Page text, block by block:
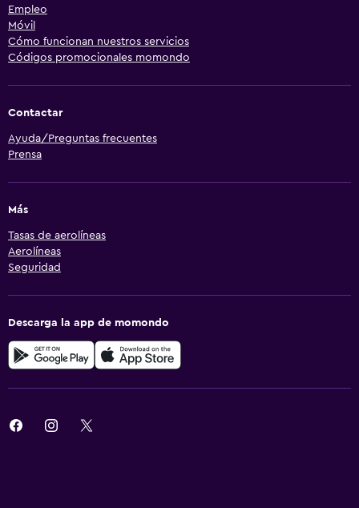
Empleo
Móvil
Cómo funcionan nuestros servicios
Códigos promocionales momondo
Contactar
Ayuda/Preguntas frecuentes
Prensa
Más
Tasas de aerolíneas
Aerolíneas
Seguridad
Descarga la app de momondo